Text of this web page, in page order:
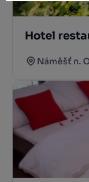
Hotel
Náměšť n.